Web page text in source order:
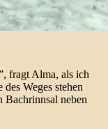
fragt Alma, als ich
Weges stehen
Bachrinnsal neben